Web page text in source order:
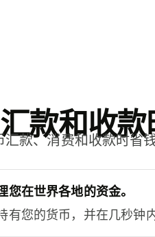
款和收
款、消费和收款时省
您在世界各地的资金。
有您的货币，并在几秒钟